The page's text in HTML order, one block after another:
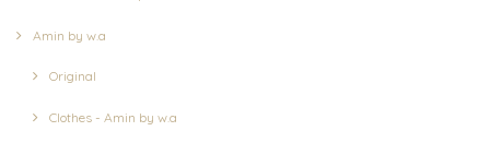
Amin by w.a
Original
Clothes - Amin by w.a